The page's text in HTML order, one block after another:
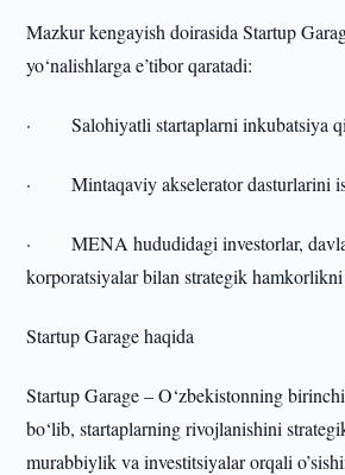
Mazkur kengayish doirasida Startup
yo‘nalishlarga e’tibor qaratadi:
· Salohiyatli startaplarni inkubatsiya
· Mintaqaviy akselerator dasturlarini
· MENA hududidagi investorlar,
korporatsiyalar bilan strategik
Startup Garage haqida
Startup Garage – O‘zbekistonning
bo‘lib, startaplarning rivojlanishini
murabbiylik va investitsiyalar orqali